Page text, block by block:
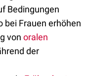
Bedingungen
bei Frauen erhöhen
von oralen
der